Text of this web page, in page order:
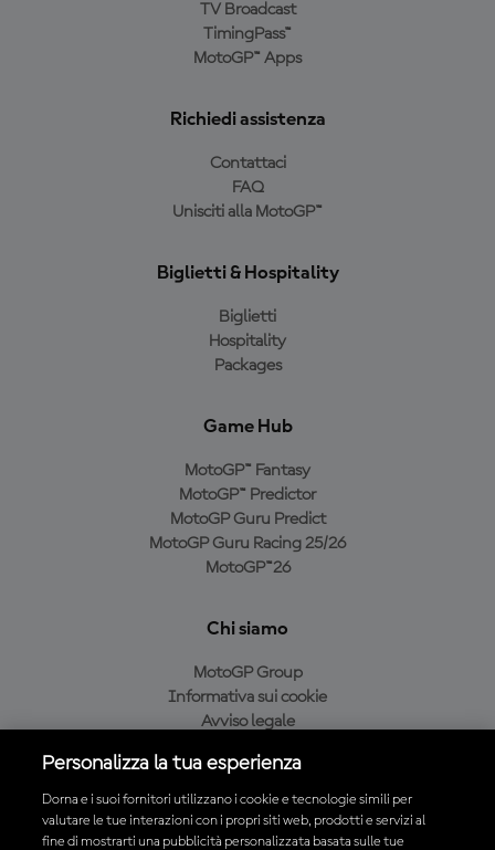
TV Broadcast
TimingPass™
MotoGP™ Apps
Richiedi assistenza
Contattaci
FAQ
Unisciti alla MotoGP™
Biglietti & Hospitality
Biglietti
Hospitality
Packages
Game Hub
MotoGP™ Fantasy
MotoGP™ Predictor
MotoGP Guru Predict
MotoGP Guru Racing 25/26
MotoGP™26
Chi siamo
MotoGP Group
Informativa sui cookie
Avviso legale
Condizioni di acquisto
Personalizza la tua esperienza
Dorna e i suoi fornitori utilizzano i cookie e tecnologie simili per
valutare le tue interazioni con i propri siti web, prodotti e servizi al
fine di mostrarti una pubblicità personalizzata basata sulle tue